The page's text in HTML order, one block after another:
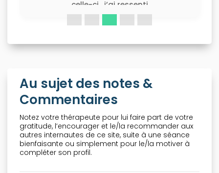
celle-ci , j’ai ressenti
de la chaleur des
fourmillements. Suite
sentie beaucoup plus
J’ai voulu apprendre
cette méthode . La
formation c’est
passée sur une
journée, à distance en
visioconférence.
Annick est très à
l’écoute et d’une
exceptionnelle,
Au sujet des notes &
Commentaires
Notez votre thérapeute pour lui faire part de votre
gratitude, l’encourager et le/la recommander aux
autres internautes de ce site, suite à une séance
bienfaisante ou simplement pour le/la motiver à
compléter son profil.